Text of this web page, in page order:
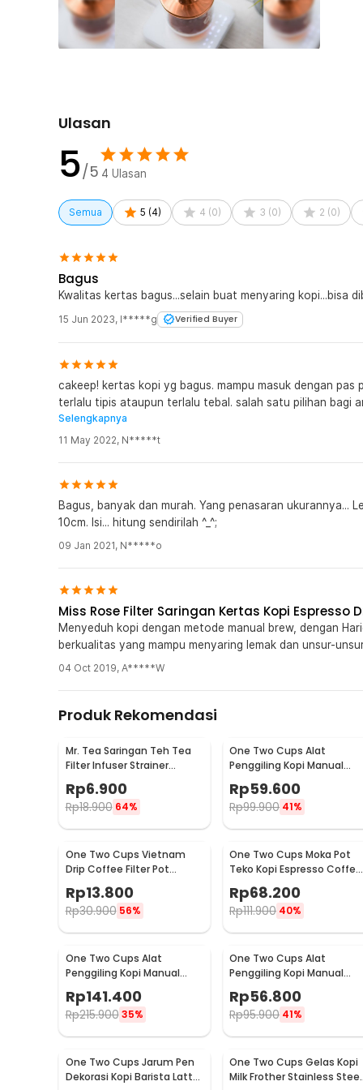
GB 4806). Terjamin 100% food grade, higienis, bebas
dan yang terpenting tidak meninggalkan bau kertas (no
keaslian rasa kopi Anda terjaga secara sempurna.
Kelengkapan Produk
Rincian yang Anda dapatkan untuk pembelian produk
100 x One Two Cups Kertas Saringan Kopi Filter
Ulasan
5/5 4 Ulasan
Semua 5 (4) 4 (0) 3 (0) 2 (0)
Bagus
Kwalitas kertas bagus...selain buat menyaring kopi...bisa
15 Jun 2023, I*****g Verified Buyer
cakeep! kertas kopi yg bagus. mampu masuk dengan
terlalu tipis ataupun terlalu tebal. salah satu pilihan bagi
berbentuk rata pada bagian bawahnya.
Selengkapnya
11 May 2022, N*****t
Bagus, banyak dan murah. Yang penasaran ukurannya...
10cm. Isi... hitung sendirilah ^_^;
09 Jan 2021, N*****o
Miss Rose Filter Saringan Kertas Kopi Espresso
Menyeduh kopi dengan metode manual brew, dengan
berkualitas yang mampu menyaring lemak dan unsur-
04 Oct 2019, A*****W
Produk Rekomendasi
Mr. Tea Saringan Teh Tea
Filter Infuser Strainer
Chilling Man Silicon - MR03
Rp6.900
Rp18.900 64%
One Two Cups Alat
Penggiling Kopi Manual
Coffee Grinder Portable -
WFCG9800
Rp59.600
Rp99.900 41%
One Two Cups Vietnam
Drip Coffee Filter Pot
Saringan Kopi 180ml 8Q -
LC1
Rp13.800
Rp30.900 56%
One Two Cups Moka Pot
Teko Kopi Espresso Coffee
Stovetop 4 Cup 200ml -
Z20
Rp68.200
Rp111.900 40%
One Two Cups Alat
Penggiling Kopi Manual
Coffee Grinder Wood 30g -
CW85532
Rp141.400
Rp215.900 35%
One Two Cups Alat
Penggiling Kopi Manual
Coffee Grinder 160ml -
CF012
Rp56.800
Rp95.900 41%
One Two Cups Jarum Pen
Dekorasi Kopi Barista Latte
One Two Cups Gelas Kopi
Milk Frother Stainless Steel